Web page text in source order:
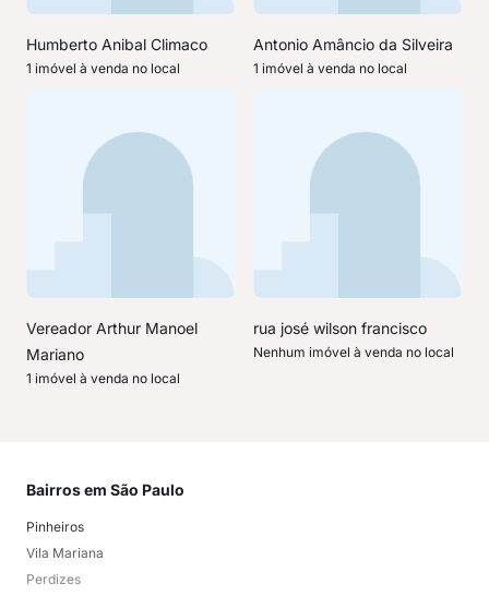
Humberto Anibal Climaco
1 imóvel à venda no local
Antonio Amâncio da Silveira
1 imóvel à venda no local
Vereador Arthur Manoel
Mariano
1 imóvel à venda no local
rua josé wilson francisco
Nenhum imóvel à venda no local
Bairros em São Paulo
Pinheiros
Vila Mariana
Perdizes